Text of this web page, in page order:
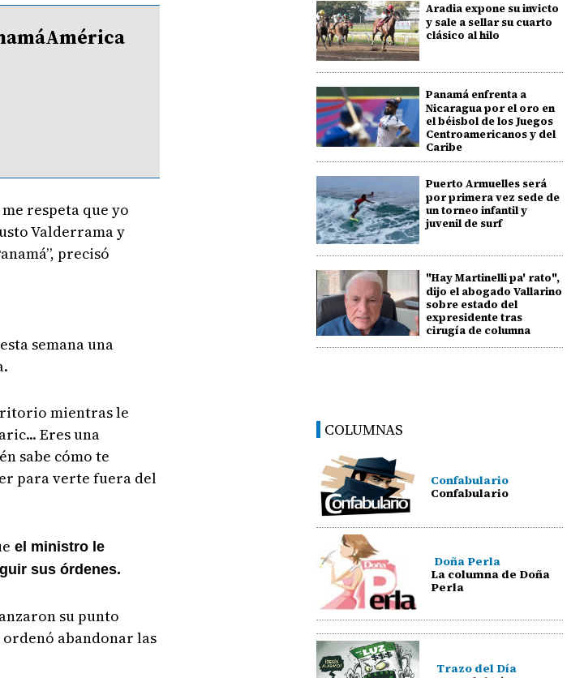
respeta que yo
Valderrama y
precisó
semana una
mientras le
Eres una
sabe cómo te
para verte fuera del
el ministro le
sus órdenes.
su punto
abandonar las
Aradia expone su invicto
y sale a sellar su cuarto
clásico al hilo
Panamá enfrenta a
Nicaragua por el oro en
el béisbol de los Juegos
Centroamericanos y del
Caribe
Puerto Armuelles será
por primera vez sede de
un torneo infantil y
juvenil de surf
"Hay Martinelli pa' rato",
dijo el abogado Vallarino
sobre estado del
expresidente tras
cirugía de columna
COLUMNAS
Confabulario
Confabulario
Doña Perla
La columna de Doña
Perla
Trazo del Día